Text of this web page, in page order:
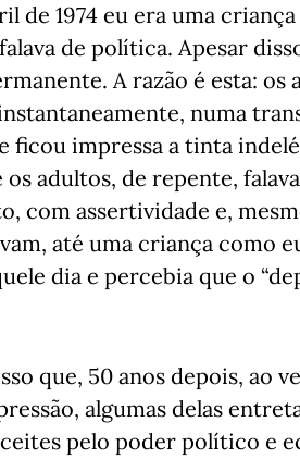
de 1974 eu era uma
de política. Apesar
A razão é esta:
numa
ficou impressa a tinta
os adultos, de repente,
com assertividade e,
até uma criança como
dia e percebia que o
que, 50 anos depois, ao
algumas delas
pelo poder político e